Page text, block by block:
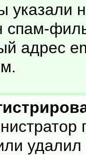
указали
спам-
адрес